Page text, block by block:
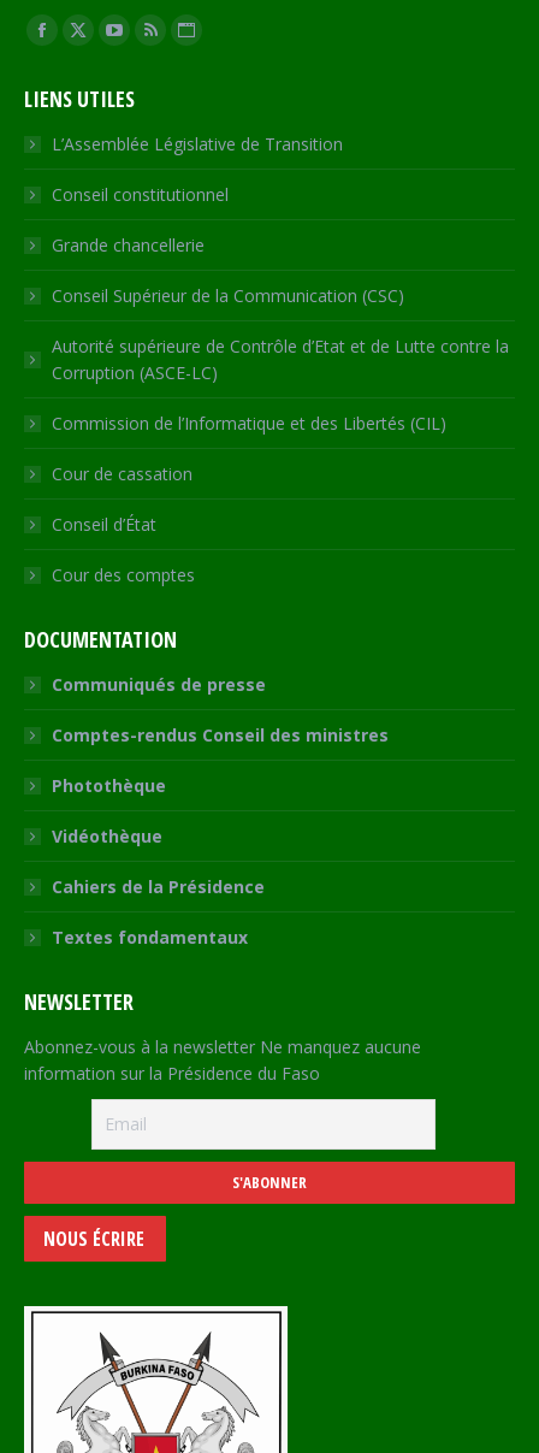
Trouvez nous sur :
Facebook
opens
in
new
window
X
opens
in
new
window
YouTube
opens
in
new
window
RSS
in
new
window
Site
opens
in
new
LIENS UTILES
L’Assemblée Législative de Transition
Conseil constitutionnel
Grande chancellerie
Conseil Supérieur de la Communication (CSC)
Autorité supérieure de Contrôle d’Etat et de Lutte contre la
Corruption (ASCE-LC)
Commission de l’Informatique et des Libertés (CIL)
Cour de cassation
Conseil d’État
Cour des comptes
DOCUMENTATION
Communiqués de presse
Comptes-rendus Conseil des ministres
Photothèque
Vidéothèque
Cahiers de la Présidence
Textes fondamentaux
NEWSLETTER
Abonnez-vous à la newsletter Ne manquez aucune
information sur la Présidence du Faso
NOUS ÉCRIRE